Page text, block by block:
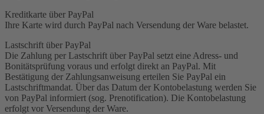
Kreditkarte über PayPal
Ihre Karte wird durch PayPal nach Versendung der Ware belastet.
Lastschrift über PayPal
Die Zahlung per Lastschrift über PayPal setzt eine Adress- und
Bonitätsprüfung voraus und erfolgt direkt an PayPal. Mit
Bestätigung der Zahlungsanweisung erteilen Sie PayPal ein
Lastschriftmandat. Über das Datum der Kontobelastung werden Sie
von PayPal informiert (sog. Prenotification). Die Kontobelastung
erfolgt vor Versendung der Ware.